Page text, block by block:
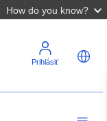
How do you know?
Prihlásiť